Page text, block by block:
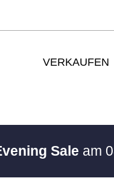
VERKAUFEN
Sale am